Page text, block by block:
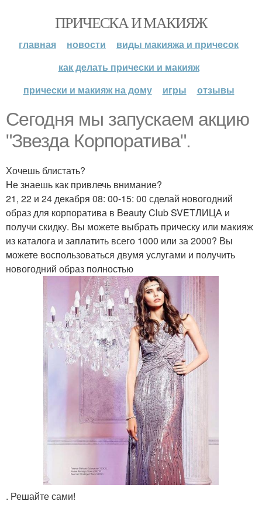
ПРИЧЕСКА И МАКИЯЖ
главная новости
виды макияжа и причесок
как делать прически и макияж
прически и макияж на дому
игры отзывы
Сегодня мы запускаем акцию
"Звезда Корпоратива".
Хочешь блистать?
Не знаешь как привлечь внимание?
21, 22 и 24 декабря 08: 00-15: 00 сделай новогодний
образ для корпоратива в Beauty Club SVETЛИЦА и
получи скидку. Вы можете выбрать прическу или макияж
из каталога и заплатить всего 1000 или за 2000? Вы
можете воспользоваться двумя услугами и получить
новогодний образ полностью
. Решайте сами!